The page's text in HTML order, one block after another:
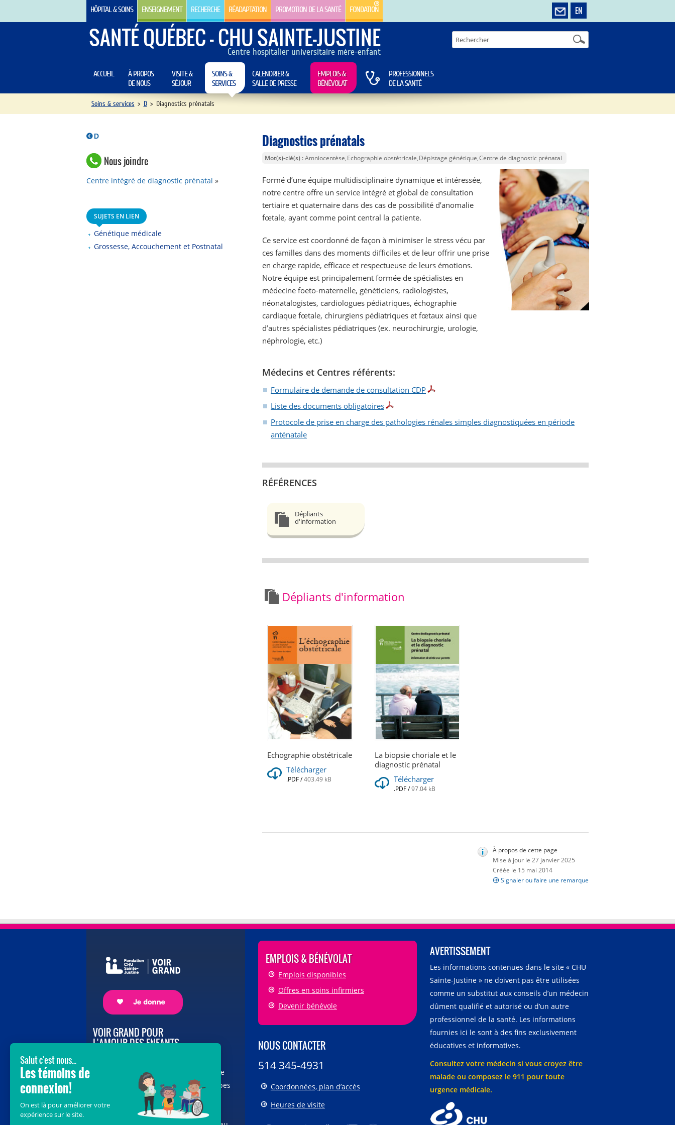
EN
HÔPITAL & SOINS ENSEIGNEMENT RECHERCHE RÉADAPTATION PROMOTION DE LA SANTÉ FONDATION
SANTÉ QUÉBEC - CHU SAINTE-JUSTINE
Centre hospitalier universitaire mère-enfant
ACCUEIL
À PROPOS
DE NOUS
VISITE &
SÉJOUR
SOINS &
SERVICES
CALENDRIER &
SALLE DE PRESSE
EMPLOIS &
BÉNÉVOLAT
PROFESSIONNELS
DE LA SANTÉ
Soins & services > D > Diagnostics prénatals
D
Nous joindre
Centre intégré de diagnostic prénatal
SUJETS EN LIEN
Génétique médicale
Grossesse, Accouchement et Postnatal
Diagnostics prénatals
Mot(s)-clé(s) Amniocentèse Echographie obstétricale Dépistage génétique Centre de diagnostic prénatal
Formé d’une équipe multidisciplinaire dynamique et intéressée,
notre centre offre un service intégré et global de consultation
tertiaire et quaternaire dans des cas de possibilité d’anomalie
fœtale, ayant comme point central la patiente.
Ce service est coordonné de façon à minimiser le stress vécu par
ces familles dans des moments difficiles et de leur offrir une prise
en charge rapide, efficace et respectueuse de leurs émotions.
Notre équipe est principalement formée de spécialistes en
médecine foeto-maternelle, généticiens, radiologistes,
néonatalogistes, cardiologues pédiatriques, échographie
cardiaque fœtale, chirurgiens pédiatriques et fœtaux ainsi que
d’autres spécialistes pédiatriques (ex. neurochirurgie, urologie,
néphrologie, etc.)
Médecins et Centres référents:
Formulaire de demande de consultation CDP
Liste des documents obligatoires
Protocole de prise en charge des pathologies rénales simples diagnostiquées en période
anténatale
RÉFÉRENCES
Dépliants
d'information
Dépliants d'information
Echographie obstétricale
Télécharger
.PDF/403.49 kB
La biopsie choriale et le
diagnostic prénatal
Télécharger
.PDF/97.04 kB
À propos de cette page
Mise à jour le 27 janvier 2025
Créée le 15 mai 2014
Signaler ou faire une remarque
VOIR GRAND POUR
L’AMOUR DES ENFANTS
vous au cœur de la campagne majeure
Voir Grand, nous conduisons les équipes
soignantes vers les opportunités de la
science et des nouvelles technologies
EMPLOIS & BÉNÉVOLAT
Emplois disponibles
Offres en soins infirmiers
Devenir bénévole
NOUS CONTACTER
514 345-4931
Coordonnées, plan d’accès
Heures de visite
AVERTISSEMENT
Les informations contenues dans le site « CHU
Sainte-Justine » ne doivent pas être utilisées
comme un substitut aux conseils d’un médecin
dûment qualifié et autorisé ou d’un autre
professionnel de la santé. Les informations
fournies ici le sont à des fins exclusivement
éducatives et informatives.
Consultez votre médecin si vous croyez être
malade ou composez le 911 pour toute
urgence médicale.